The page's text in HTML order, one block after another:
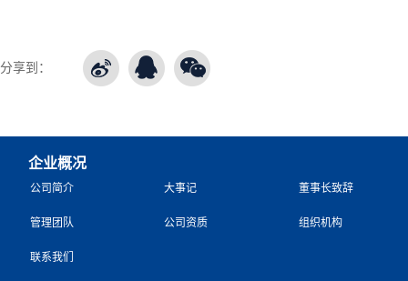
分享到：
企业概况
公司简介 大事记 董事长致辞
管理团队 公司资质 组织机构
联系我们